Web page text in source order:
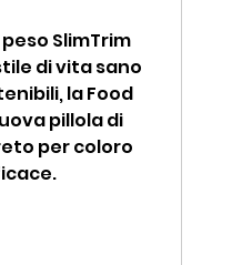
SlimTrim
di vita sano
la Food
pillola di
per coloro